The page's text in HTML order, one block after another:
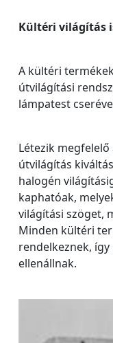
Kültéri világítás
A kültéri
útvilágítási
lámpatest
Létezik
útvilágítás
halogén
kaphatóak,
világítási szöget,
Minden kültéri
rendelkeznek,
ellenállnak.